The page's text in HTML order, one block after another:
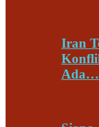
Iran
Ada…